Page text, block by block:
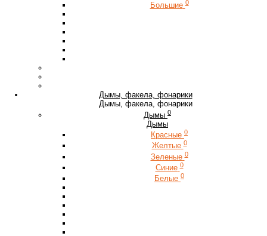
Большие 0
Дымы, факела, фонарики
Дымы, факела, фонарики
Дымы 0
Дымы
Красные 0
Желтые 0
Зеленые 0
Синие 0
Белые 0